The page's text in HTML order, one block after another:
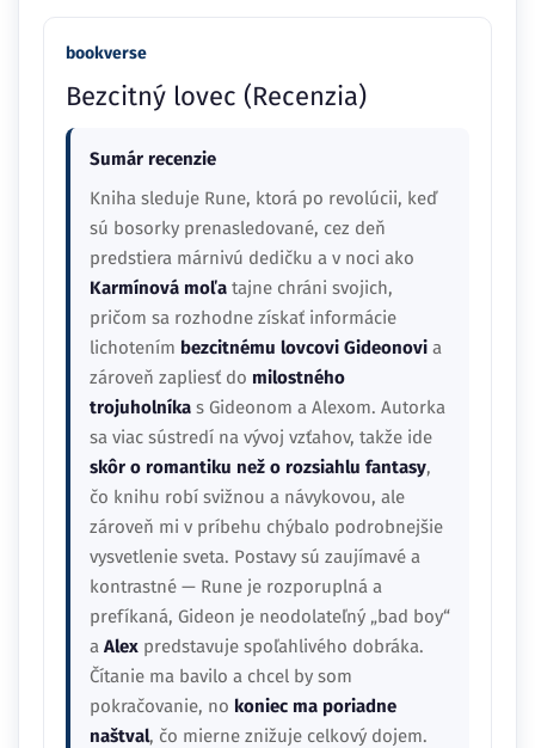
bookverse
Bezcitný lovec (Recenzia)
Sumár recenzie
Kniha sleduje Rune, ktorá po revolúcii, keď
sú bosorky prenasledované, cez deň
predstiera márnivú dedičku a v noci ako
Karmínová moľa tajne chráni svojich,
pričom sa rozhodne získať informácie
lichotením bezcitnému lovcovi Gideonovi a
zároveň zapliesť do milostného
trojuholníka s Gideonom a Alexom. Autorka
sa viac sústredí na vývoj vzťahov, takže ide
skôr o romantiku než o rozsiahlu fantasy,
čo knihu robí svižnou a návykovou, ale
zároveň mi v príbehu chýbalo podrobnejšie
vysvetlenie sveta. Postavy sú zaujímavé a
kontrastné — Rune je rozporuplná a
prefíkaná, Gideon je neodolateľný „bad boy“
a Alex predstavuje spoľahlivého dobráka.
Čítanie ma bavilo a chcel by som
pokračovanie, no koniec ma poriadne
naštval, čo mierne znižuje celkový dojem.